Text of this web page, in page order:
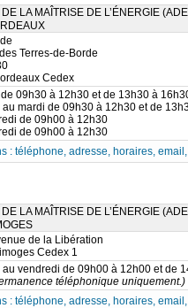
LA MAÎTRISE DE L’ÉNERGIE
Terres-de-Borde
Cedex
09h30 à 12h30 et de 13h30 à
au mardi de 09h30 à 12h30 et de
de 09h00 à 12h30
de 09h00 à 12h30
: téléphone, adresse, horaires,
LA MAÎTRISE DE L’ÉNERGIE
de la Libération
Cedex 1
au vendredi de 09h00 à 12h00 et de
téléphonique uniquement.)
: téléphone, adresse, horaires,